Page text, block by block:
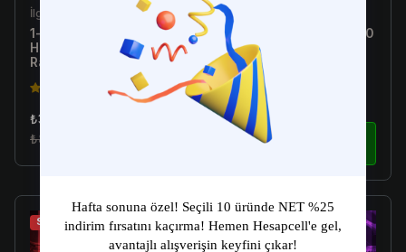
İlgili Ürün
1-10 Skin Arası Random
Hesap - Valorant
Random Hesap
4.5(149)
₺34.99
₺89.99
İlgili Ürün
[Türkiye E-Postalı] 1-300
Skin Arası Random
Hesap - Valorant
Random Hesap
₺179.99
Sale Sale